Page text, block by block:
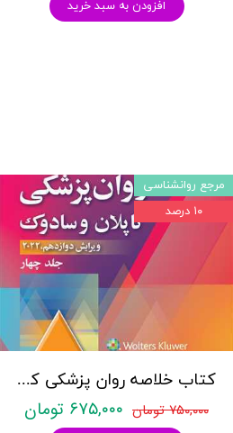
افزودن به سبد خرید
کتاب خلاصه روان پزشکی کاپلان و سادوک ویراست دوازدهم 2022 - جلد4- بنجامین جیمز سادوک ، ویرجینیا آلکوت سادوک ، پدرو روئیز - نشر ارجمند
۷۵۰,۰۰۰ تومان ۶۷۵,۰۰۰ تومان
مرجع روانشناسی
۱۰ درصد